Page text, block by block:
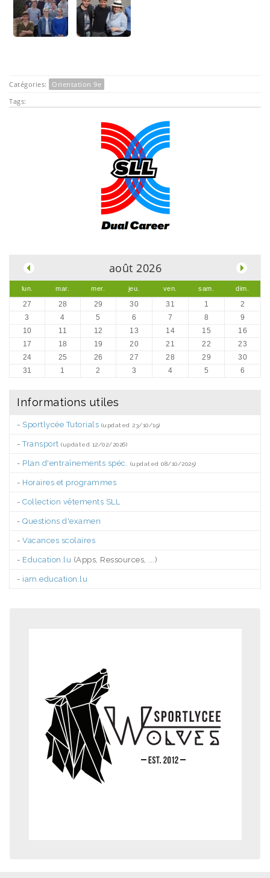
Catégories:
Orientation 9e
Tags:
août 2026
lun. mar. mer. jeu. ven. sam. dim.
27 28 29 30 31 1
2
3
4 5 6 7 8
9
10
11 12 13 14 15
16
17
18 19 20 21 22
23
24
25 26 27 28 29
30
31
1 2 3 4 5 6
Informations utiles
- Sportlycée Tutorials (updated 23/10/19)
-Transport (updated 12/02/2026)
- Plan d'entraînements spéc. (updated 08/10/2025)
- Horaires et programmes
- Collection vêtements SLL
- Questions d'examen
- Vacances scolaires
- Education.lu (Apps, Ressources, ...)
- iam.education.lu